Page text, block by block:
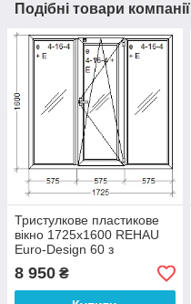
Подібні товари компанії
Тристулкове пластикове
вікно 1725х1600 REHAU
Euro-Design 60 з
склопакетом 4/16/4і
8 950 ₴